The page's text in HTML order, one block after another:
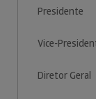
Presidente
Vice-
Diretor Geral